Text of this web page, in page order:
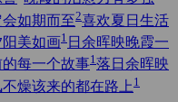
如期而至2喜欢夏日生活
美如画1 日余晖映晚霞一
每一个故事1落日余晖映
燥该来的都在路上 1